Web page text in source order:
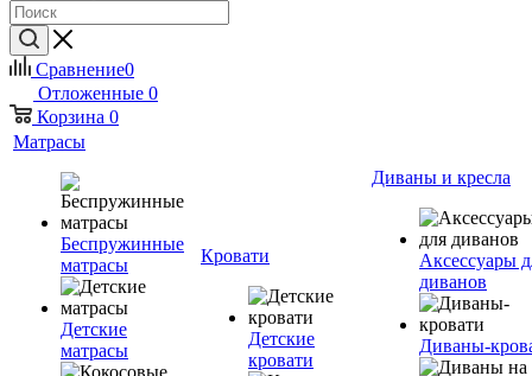
Сравнение0
Отложенные 0
Корзина 0
Матрасы
Беспружинные
матрасы
Детские
матрасы
Кровати
Детские
кровати
Диваны и кресла
Аксессуары
диванов
Диваны-